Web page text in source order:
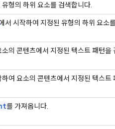
형의 하위 요소를 검색합니다.
서 시작하여 지정된 유형의 하위 요소
의 콘텐츠에서 지정된 텍스트 패턴을
여 요소의 콘텐츠에서 지정된 텍스트
를 가져옵니다.